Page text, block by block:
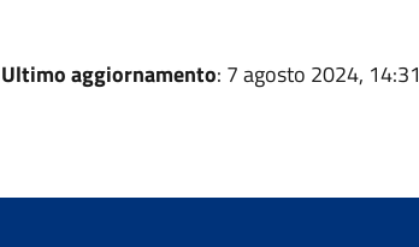
Ultimo aggiornamento: 7 agosto 2024, 14:31